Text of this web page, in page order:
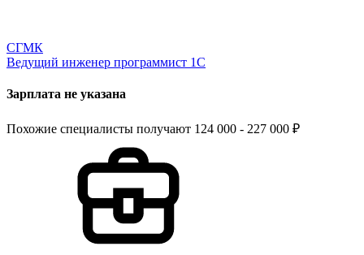
СГМК
Ведущий инженер программист 1С
Зарплата не указана
Похожие специалисты получают 124 000 - 227 000 ₽